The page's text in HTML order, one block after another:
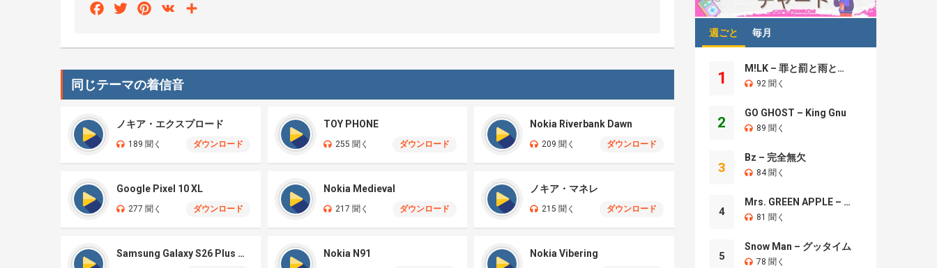
FacebookTwitterPinterest
VK
同じテーマの着信音
ノキア・エクスプロード
189 聞く ダウンロード
TOY PHONE
255 聞く ダウンロード
Nokia Riverbank Dawn
209 聞く ダウンロード
Google Pixel 10 XL
277 聞く ダウンロード
Nokia Medieval
217 聞く ダウンロード
ノキア・マネレ
215 聞く ダウンロード
Samsung Galaxy S26 Plus オリジナル Nokia N91 Nokia Vibering
週ごと 毎月
1
M!LK – 罪と罰と雨とキス
92 聞く
2
GO GHOST – King Gnu
89 聞く
3
Bz – 完全無欠
84 聞く
4
Mrs. GREEN APPLE – Brand New
81 聞く
5
Snow Man – グッタイム
78 聞く